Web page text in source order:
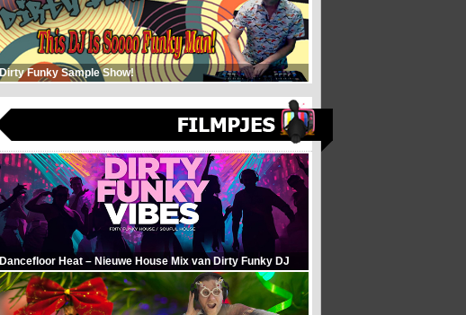
Dirty Funky Sample Show!
Dancefloor Heat – Nieuwe House Mix van Dirty Funky DJ